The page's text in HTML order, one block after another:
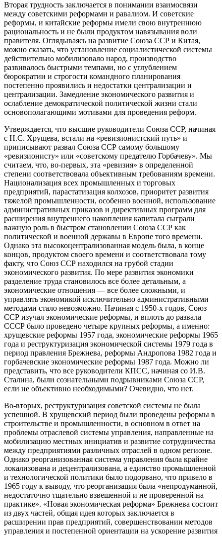
Вторая трудность заключается в понимании взаимосвязи
между советскими реформами и равалиом. И советские
реформы, и китайские реформы имели свою внутреннюю
рациональность и не были продуктом навязывания воли
правителя. Оглядываясь на развитие Союза ССР и Китая,
можно сказать, что установление социалистической системы
действительно мобилизовало народ, производство
развивалось быстрыми темпами, но с углублением
бюрократии и строгости командного планирования
постепенно проявились и недостатки централизации и
централизации. Замедление экономического развития и
ослабление демократической политической жизни стали
основополагающими мотивами для проведения реформ.
Утверждается, что высшие руководители Союза ССР, начиная
с Н.С. Хрущева, встали на «ревизионистский путь» и
приписывают развал Союза ССР самому большому
«ревизионисту» или «советскому предателю Горбачеву». Мы
считаем, что, во-первых, эта «ревизия» в определенной
степени соответствовала объективным требованиям времени.
Национализация всех промышленных и торговых
предприятий, парастатизация колхозов, приоритет развития
тяжелой промышленности, особенно военной, использование
административных приказов и директивных программ для
расширения внутреннего накопления капитала сыграли
важную роль в быстром становлении Союза ССР как
политической и военной державы в Европе того времени.
Однако эта высокоцентрализованная модель была, в конце
концов, продуктом своего времени и соответствовала тому
факту, что Союз ССР находился на грубой стадии
экономического развития. По мере развития экономики
разделение труда становилось все более детальным, а
экономические отношения — все более сложными, и
управлять экономикой исключительно административными
методами стало невозможно. Начиная с 1950-х годов, Союз
ССР изучал экономические реформы, и вплоть до развала
СССР было проведено четыре крупных реформы, а именно:
хрущевские реформы 1957 года, экономические реформы 1965
года и реструктуризация экономической системы 1979 года в
период правления Брежнева, реформы Андропова 1982 года и
горбачевские экономические реформы 1987 года. Можно ли
представить, что все руководители КПСС, начиная со И.В.
Сталина, были сознательными подрывниками Союза ССР,
если не объективно необходимыми? Очевидно, что нет.
Во-вторых, реструктуризация советской системы не была
успешной. В хрущевский период были проведены реформы в
строительстве и промышленности, в основном в ответ на
проблемы отраслевой системы управления, направленные на
мобилизацию местных инициатив и развитие сотрудничества
между предприятиями различных отраслей в одном регионе.
Однако реорганизованная система управления была крайне
локализована и децентрализована, а единство промышленной
и технологической политики было подорвано, что привело в
1965 году к выводу, что реорганизация была «непродуманной,
недостаточно тщательно взвешенной и не проверенной на
практике». «Новая экономическая реформа» Брежнева состоит
из двух частей, общая идея которых заключается в
расширении прав предприятий, совершенствовании методов
управления и постепенной ориентации на ускорение развития